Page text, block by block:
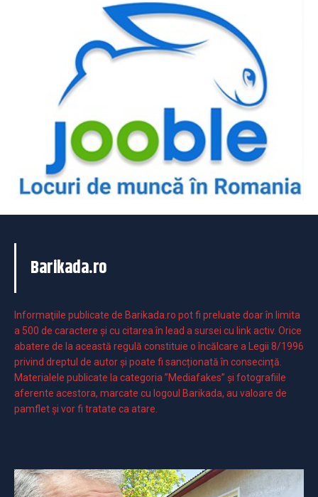
Barikada.ro
Informaţiile publicate de Barikada.ro pot fi preluate doar în limita
a 500 de caractere şi cu citarea în lead a sursei cu link activ. Orice
abatere de la această regulă constituie o încălcare a Legii 8/1996
privind dreptul de autor și poate fi sancționată în consecință.
Materialele publicate la categoria ”Mediafakes” și fotografiile
aferente acestora, marcate cu logoul Barikada, au valoare de
pamflet și vor fi tratate ca atare.